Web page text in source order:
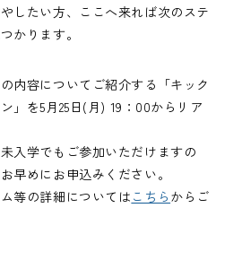
したい方、ここへ来れば次のステ
かります。
内容についてご紹介する「キック
」を5月25日(月) 19：00からリア
入学でもご参加いただけますの
早めにお申込みください。
等の詳細については こちら からご